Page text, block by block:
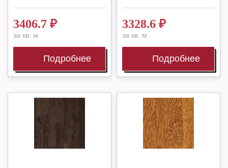
3406.7 ₽
за кв. м.
Подробнее
3328.6 ₽
за кв. м.
Подробнее